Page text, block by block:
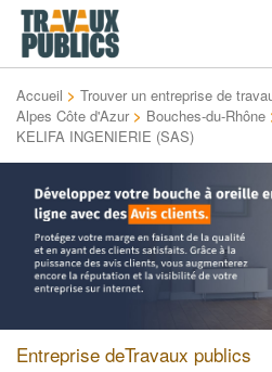
Accueil > Trouver un entreprise de
Alpes Côte d'Azur > Bouches-du-Rhône
KELIFA INGENIERIE (SAS)
Entreprise deTravaux publics